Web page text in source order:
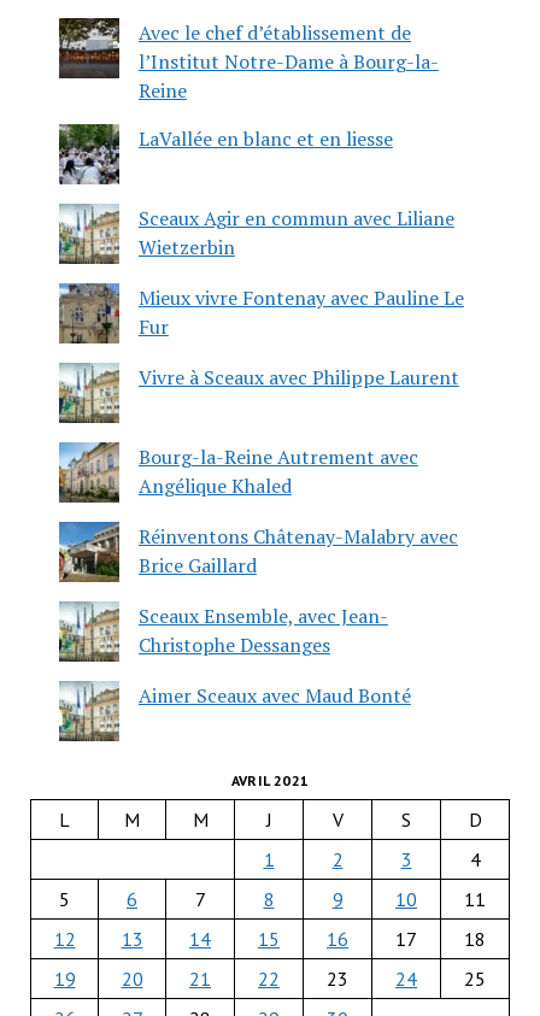
Avec le chef d’établissement de
l’Institut Notre-Dame à Bourg-la-
Reine
LaVallée en blanc et en liesse
Sceaux Agir en commun avec Liliane
Wietzerbin
Mieux vivre Fontenay avec Pauline Le
Fur
Vivre à Sceaux avec Philippe Laurent
Bourg-la-Reine Autrement avec
Angélique Khaled
Réinventons Châtenay-Malabry avec
Brice Gaillard
Sceaux Ensemble, avec Jean-
Christophe Dessanges
Aimer Sceaux avec Maud Bonté
AVRIL 2021
L M M J V S
D
1
2 3
4
5
6 7 8 9 10
11
12
13 14 15 16 17
18
19
20 21 22 23 24
25